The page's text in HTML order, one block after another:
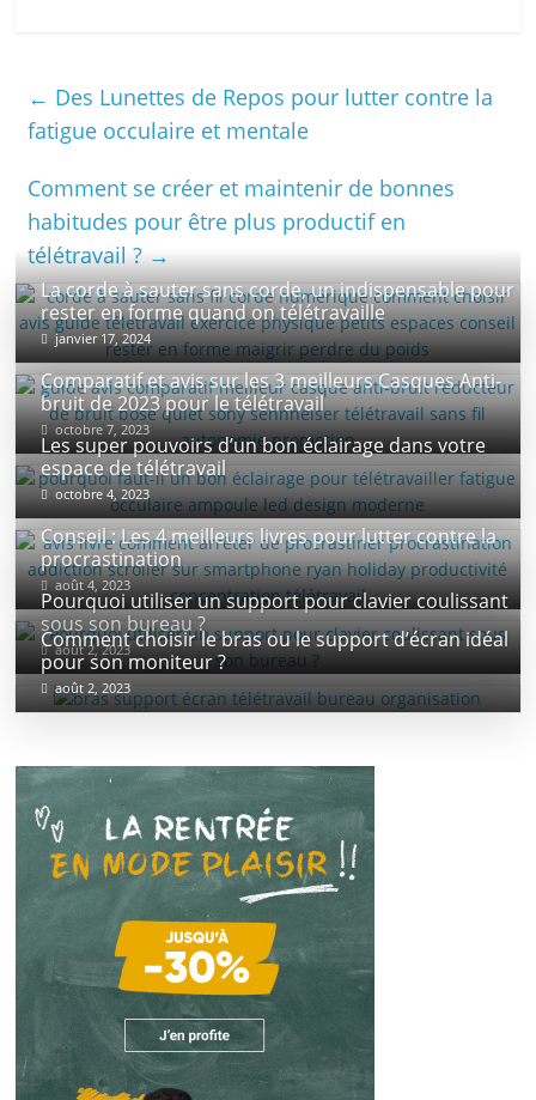
← Des Lunettes de Repos pour lutter contre la
fatigue occulaire et mentale
Comment se créer et maintenir de bonnes
habitudes pour être plus productif en
télétravail ?→
La corde à sauter sans corde, un indispensable pour
rester en forme quand on télétravaille
janvier 17, 2024
Comparatif et avis sur les 3 meilleurs Casques Anti-
bruit de 2023 pour le télétravail
octobre 7, 2023
Les super pouvoirs d’un bon éclairage dans votre
espace de télétravail
octobre 4, 2023
Conseil : Les 4 meilleurs livres pour lutter contre la
procrastination
août 4, 2023
Pourquoi utiliser un support pour clavier coulissant
sous son bureau ?
août 2, 2023
Comment choisir le bras ou le support d’écran idéal
pour son moniteur ?
août 2, 2023